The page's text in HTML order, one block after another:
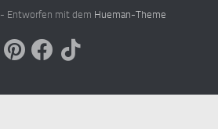
- Entworfen mit dem Hueman-Theme